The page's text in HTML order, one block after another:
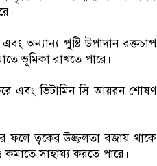
অন্যান্য পুষ্টি উপাদান রক্তচাপ
ভূমিকা রাখতে পারে।
এবং ভিটামিন সি আয়রন শোষণ
ফলে ত্বকের উজ্জ্বলতা বজায় থাকে
সাহায্য করতে পারে।